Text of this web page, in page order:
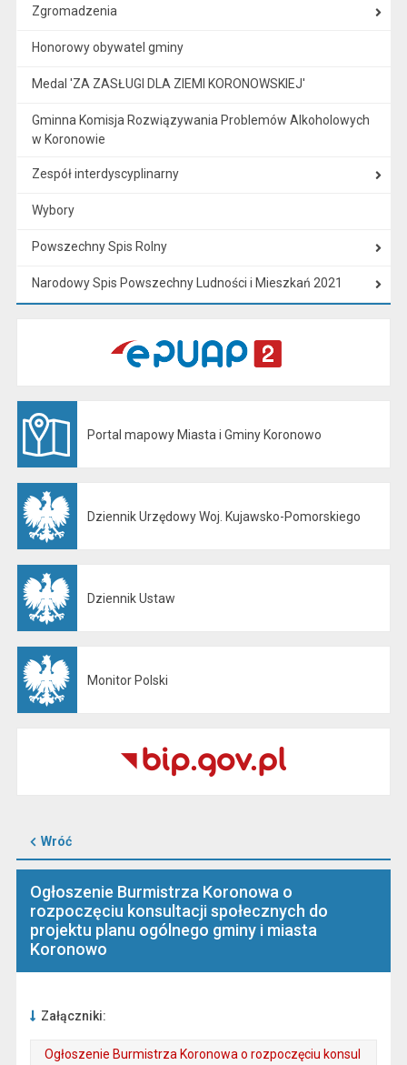
Zgromadzenia
Honorowy obywatel gminy
Medal 'ZA ZASŁUGI DLA ZIEMI KORONOWSKIEJ'
Gminna Komisja Rozwiązywania Problemów Alkoholowych
w Koronowie
Zespół interdyscyplinarny
Wybory
Powszechny Spis Rolny
Narodowy Spis Powszechny Ludności i Mieszkań 2021
Portal mapowy Miasta i Gminy Koronowo
Dziennik Urzędowy Woj. Kujawsko-Pomorskiego
Dziennik Ustaw
Monitor Polski
Wróć
Ogłoszenie Burmistrza Koronowa o
rozpoczęciu konsultacji społecznych do
projektu planu ogólnego gminy i miasta
Koronowo
Załączniki:
Ogłoszenie Burmistrza Koronowa o rozpoczęciu konsul